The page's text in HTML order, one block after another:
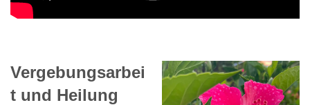
Vergebungsarbei
t und Heilung